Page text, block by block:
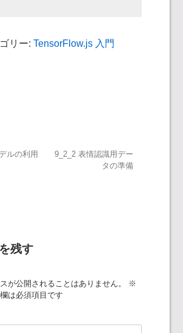
リー: TensorFlow.js 入門
ルの利用
9_2_2 表情認識用デー
タの準備
残す
が公開されることはありません。
※
は必須項目です